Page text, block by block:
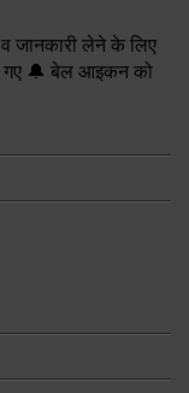
जानकारी लेने के लिए
गए 🔔 बेल आइकन को